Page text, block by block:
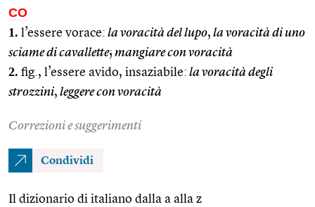
CO
1. l’essere vorace: la voracità del lupo, la voracità di uno
sciame di cavallette; mangiare con voracità
2. fig., l’essere avido, insaziabile: la voracità degli
strozzini, leggere con voracità
Correzioni e suggerimenti
Condividi
Il dizionario di italiano dalla a alla z